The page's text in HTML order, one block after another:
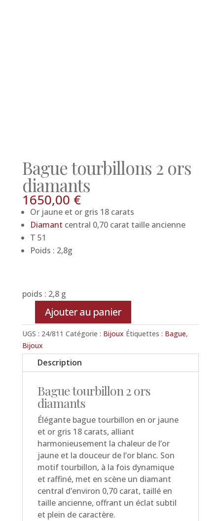
Bague tourbillons 2 ors
diamants
1650,00 €
Or jaune et or gris 18 carats
Diamant central 0,70 carat taille ancienne
T 51
Poids : 2,8g
poids : 2,8 g
quantité
de
Bague
tourbillons
diamants
Ajouter au panier
UGS : 24/811 Catégorie : Bijoux Étiquettes : Bague,
Bijoux
Description
Bague tourbillon 2 ors
diamants
Élégante bague tourbillon en or jaune
et or gris 18 carats, alliant
harmonieusement la chaleur de l’or
jaune et la douceur de l’or blanc. Son
motif tourbillon, à la fois dynamique
et raffiné, met en scène un diamant
central d’environ 0,70 carat, taillé en
taille ancienne, offrant un éclat subtil
et plein de caractère.